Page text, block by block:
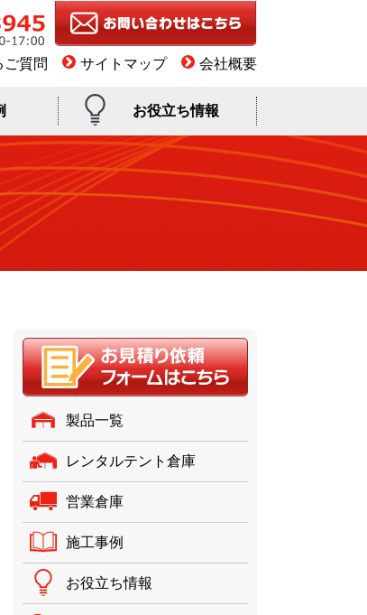
ご質問 サイトマップ 会社概要
お役立ち情報
製品一覧
レンタルテント倉庫
営業倉庫
施工事例
お役立ち情報